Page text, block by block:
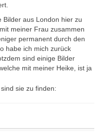
Bilder aus London hier zu
meiner Frau zusammen
permanent durch den
habe ich mich zurück
sind einige Bilder
mit meiner Heike, ist ja
sie zu finden: